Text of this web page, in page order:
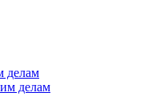
делам
делам